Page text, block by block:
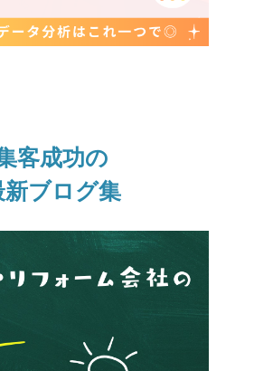
客成功の
新ブログ集